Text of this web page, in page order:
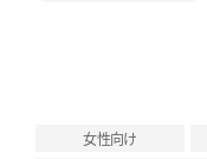
女性向け